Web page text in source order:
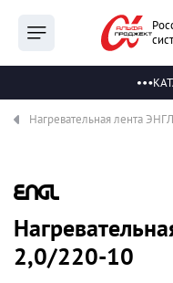
Нагревательная лента
2,0/220-10